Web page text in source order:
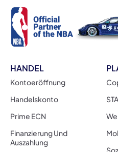
HANDEL
Kontoeröffnung
Handelskonto
Prime ECN
Finanzierung Und
Auszahlung